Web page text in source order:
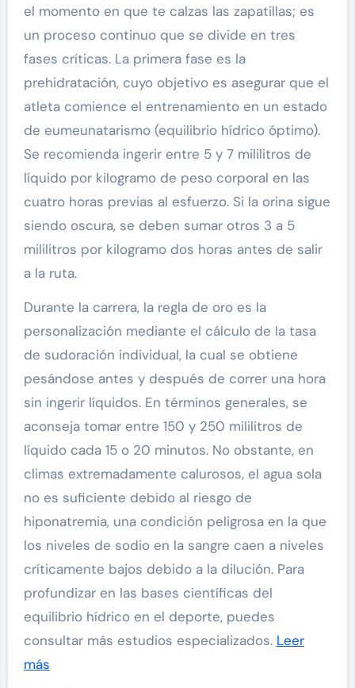
el momento en que te calzas las zapatillas; es
un proceso continuo que se divide en tres
fases críticas. La primera fase es la
prehidratación, cuyo objetivo es asegurar que el
atleta comience el entrenamiento en un estado
de eumeunatarismo (equilibrio hídrico óptimo).
Se recomienda ingerir entre 5 y 7 mililitros de
líquido por kilogramo de peso corporal en las
cuatro horas previas al esfuerzo. Si la orina sigue
siendo oscura, se deben sumar otros 3 a 5
mililitros por kilogramo dos horas antes de salir
a la ruta.
Durante la carrera, la regla de oro es la
personalización mediante el cálculo de la tasa
de sudoración individual, la cual se obtiene
pesándose antes y después de correr una hora
sin ingerir líquidos. En términos generales, se
aconseja tomar entre 150 y 250 mililitros de
líquido cada 15 o 20 minutos. No obstante, en
climas extremadamente calurosos, el agua sola
no es suficiente debido al riesgo de
hiponatremia, una condición peligrosa en la que
los niveles de sodio en la sangre caen a niveles
críticamente bajos debido a la dilución. Para
profundizar en las bases científicas del
equilibrio hídrico en el deporte, puedes
consultar más estudios especializados. Leer
más